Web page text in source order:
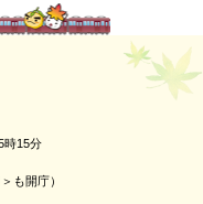
時15分
も開庁）